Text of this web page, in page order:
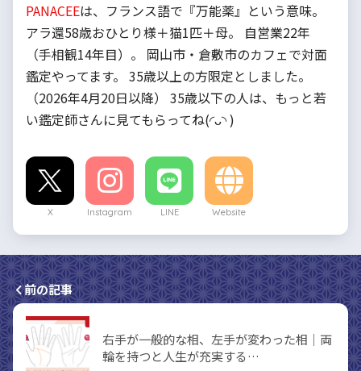
PANACEEは、フランス語で『万能薬』という意味。
アラ還58歳おひとり様＋猫1匹＋母。 自営業22年
（手相観14年目）。 岡山市・倉敷市のカフェで対面
鑑定やってます。 35歳以上の方限定としました。
（2026年4月20日以降） 35歳以下の人は、もっと若
い鑑定師さんに見てもらってね(◜ᴗ◝ )
X Instagram LINE Website
前の記事
右手が一般的な相、左手が変わった相｜両
輪を持つと人生が充実する…